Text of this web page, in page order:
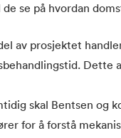
de se på hvordan
av prosjektet
Dette
skal Bentsen og
for å forstå